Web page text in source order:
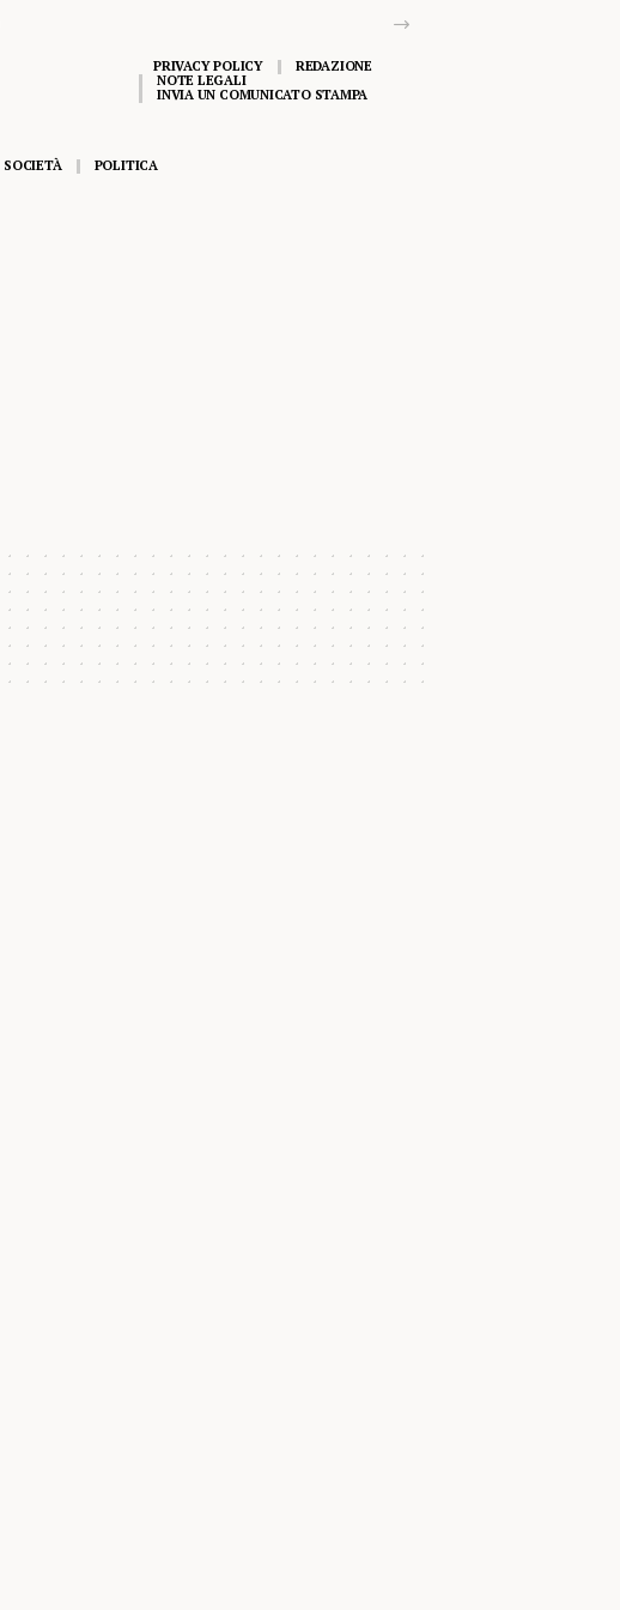
PRIVACY POLICY
REDAZIONE
NOTE LEGALI
INVIA UN COMUNICATO STAMPA
SOCIETÀ POLITICA